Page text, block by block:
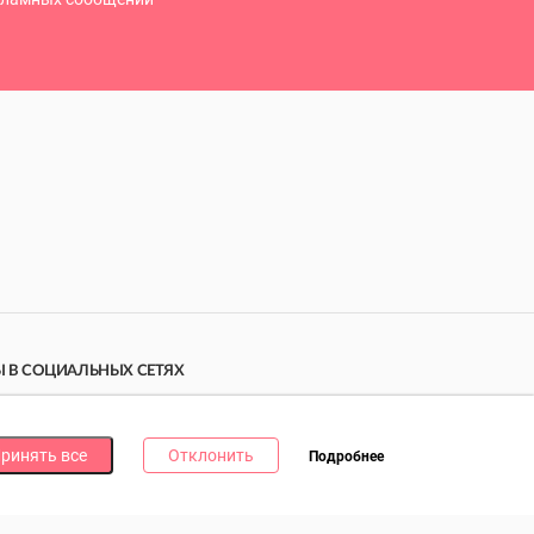
все Отклонить Подробнее
В СОЦИАЛЬНЫХ СЕТЯХ
за каждую!